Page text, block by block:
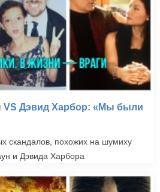
VS Дэвид Харбор: «Мы были
скандалов, похожих на шумиху
и Дэвида Харбора